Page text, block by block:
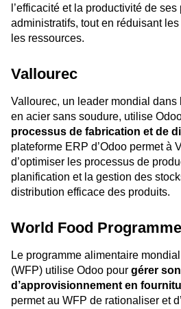
l’efficacité et la productivité de
administratifs, tout en réduisant
les ressources.
Vallourec
Vallourec, un leader mondial dans
en acier sans soudure, utilise
processus de fabrication et de
plateforme ERP d’Odoo permet à
d’optimiser les processus de
planification et la gestion des
distribution efficace des produits.
World Food
Le programme alimentaire
(WFP) utilise Odoo pour gérer
d’approvisionnement en
permet au WFP de rationaliser et